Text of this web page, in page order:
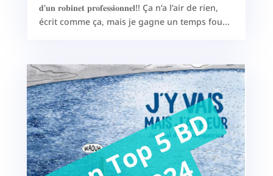
𝐝'𝐮𝐧 𝐫𝐨𝐛𝐢𝐧𝐞𝐭 𝐩𝐫𝐨𝐟𝐞𝐬𝐬𝐢𝐨𝐧𝐧𝐞𝐥!! Ça n’a l’air de rien,
écrit comme ça, mais je gagne un temps fou...